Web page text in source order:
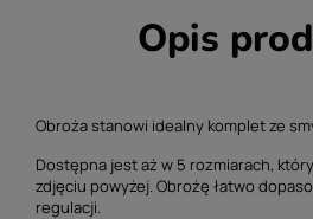
Opis
Obroża stanowi idealny komplet ze
Dostępna jest aż w 5 rozmiarach,
zdjęciu powyżej. Obrożę łatwo
regulacji.